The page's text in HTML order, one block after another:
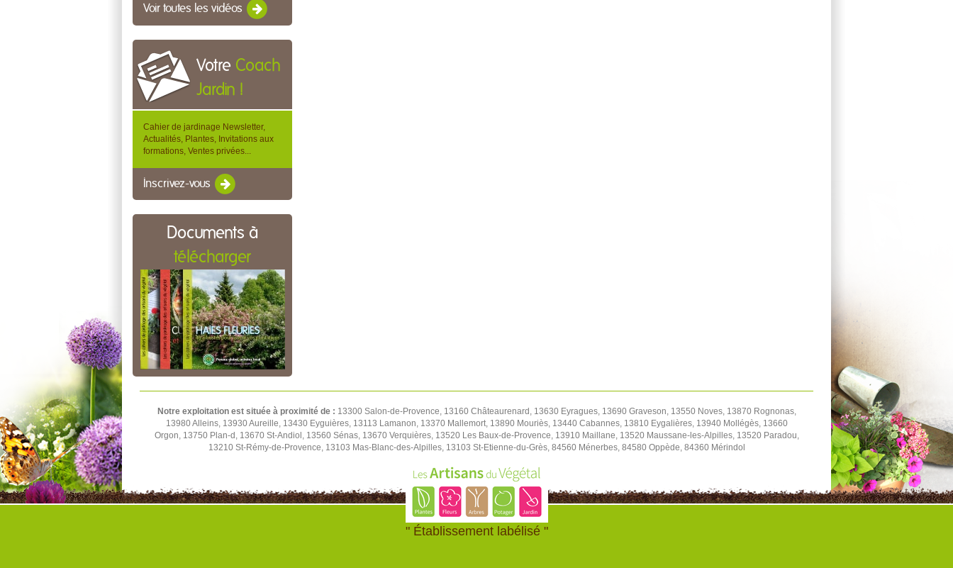
Voir toutes les vidéos
Votre Coach
Jardin !
Cahier de jardinage Newsletter,
Actualités, Plantes, Invitations aux
formations, Ventes privées...
Inscrivez-vous
Documents à
télécharger
Notre exploitation est située à proximité de : 13300 Salon-de-Provence, 13160 Châteaurenard, 13630 Eyragues, 13690 Graveson, 13550 Noves, 13870 Rognonas,
13980 Alleins, 13930 Aureille, 13430 Eyguières, 13113 Lamanon, 13370 Mallemort, 13890 Mouriès, 13440 Cabannes, 13810 Eygalières, 13940 Mollégès, 13660
Orgon, 13750 Plan-d, 13670 St-Andiol, 13560 Sénas, 13670 Verquières, 13520 Les Baux-de-Provence, 13910 Maillane, 13520 Maussane-les-Alpilles, 13520 Paradou,
13210 St-Rémy-de-Provence, 13103 Mas-Blanc-des-Alpilles, 13103 St-Etienne-du-Grès, 84560 Ménerbes, 84580 Oppède, 84360 Mérindol
" Établissement labélisé "